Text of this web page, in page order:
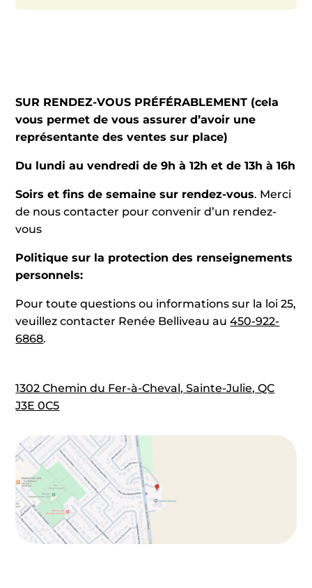
SUR RENDEZ-VOUS PRÉFÉRABLEMENT (cela
vous permet de vous assurer d’avoir une
représentante des ventes sur place)
Du lundi au vendredi de 9h à 12h et de 13h à 16h
Soirs et fins de semaine sur rendez-vous. Merci
de nous contacter pour convenir d’un rendez-
vous
Politique sur la protection des renseignements
personnels:
Pour toute questions ou informations sur la loi 25,
veuillez contacter Renée Belliveau au450-922-
6868.
1302 Chemin du Fer-à-Cheval, Sainte-Julie, QC
J3E 0C5